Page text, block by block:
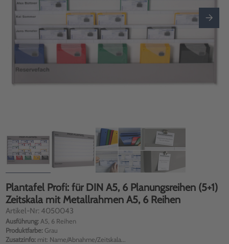
Plantafel Profi: für DIN A5, 6 Planungsreihen (5+1)
Zeitskala mit Metallrahmen A5, 6 Reihen
Artikel-Nr: 4050043
Ausführung: A5, 6 Reihen
Produktfarbe: Grau
Zusatzinfo: mit: Name/Abnahme/Zeitskala...